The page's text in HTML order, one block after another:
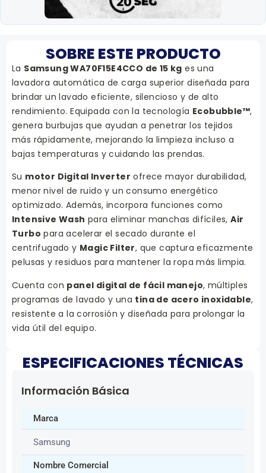
SOBRE ESTE PRODUCTO
La Samsung WA70F15E4CCO de 15 kg es una
lavadora automática de carga superior diseñada para
brindar un lavado eficiente, silencioso y de alto
rendimiento. Equipada con la tecnología Ecobubble™,
genera burbujas que ayudan a penetrar los tejidos
más rápidamente, mejorando la limpieza incluso a
bajas temperaturas y cuidando las prendas.
Su motor Digital Inverter ofrece mayor durabilidad,
menor nivel de ruido y un consumo energético
optimizado. Además, incorpora funciones como
Intensive Wash para eliminar manchas difíciles,Air
Turbo para acelerar el secado durante el
centrifugado y Magic Filter, que captura eficazmente
pelusas y residuos para mantener la ropa más limpia.
Cuenta con panel digital de fácil manejo, múltiples
programas de lavado y una tina de acero inoxidable,
resistente a la corrosión y diseñada para prolongar la
vida útil del equipo.
ESPECIFICACIONES TÉCNICAS
Información Básica
Marca
Samsung
Nombre Comercial